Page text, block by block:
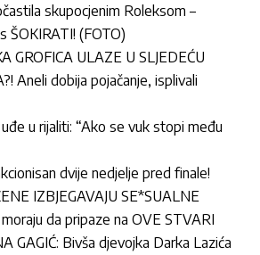
skupocjenim Roleksom –
ŠOKIRATI! (FOTO)
GROFICA ULAZE U SLJEDEĆU
Aneli dobija pojačanje, isplivali
u rijaliti: “Ako se vuk stopi među
dvije nedjelje pred finale!
IZBJEGAVAJU SE*SUALNE
da pripaze na OVE STVARI
GAGIĆ: Bivša djevojka Darka Lazića